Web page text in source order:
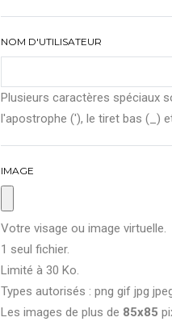
NOM D'UTILISATEUR
Plusieurs caractères spéciaux
l'apostrophe ('), le tiret bas (_)
IMAGE
Votre visage ou image virtuelle.
1 seul fichier.
Limité à 30 Ko.
Types autorisés : png gif jpg
Les images de plus de 85x85